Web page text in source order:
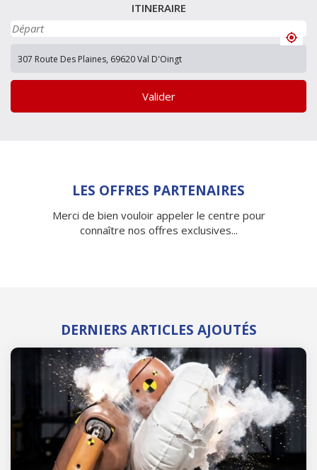
ITINERAIRE
Valider
LES OFFRES PARTENAIRES
Merci de bien vouloir appeler le centre pour
connaître nos offres exclusives...
DERNIERS ARTICLES AJOUTÉS